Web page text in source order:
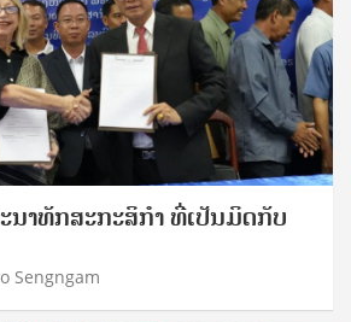
າທັກສະກະສິກຳ ທີ່ເປັນມິດກັບ
Sengngam